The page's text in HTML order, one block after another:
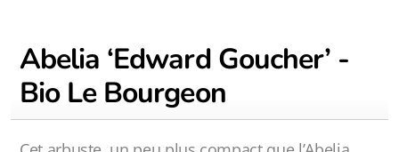
Abelia ‘Edward Goucher’ -
Bio Le Bourgeon